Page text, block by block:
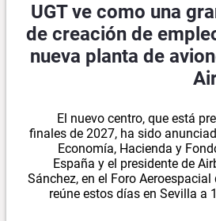
UGT ve como una
de creación de
nueva planta de
El nuevo centro, que está
finales de 2027, ha sido
Economía, Hacienda y
España y el presidente de
Sánchez, en el Foro
reúne estos días en Sevilla a